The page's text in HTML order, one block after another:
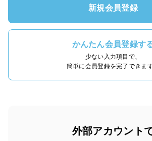
外部アカウント
新規会員登録
かんたん会員登録す
少ない入力項目で、
簡単に会員登録を完了できます